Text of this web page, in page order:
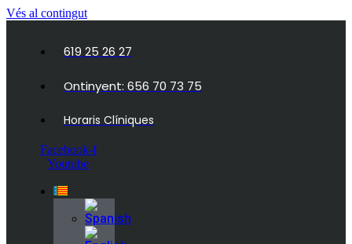
Vés al contingut
619 25 26 27
Ontinyent: 656 70 73 75
Horaris Clíniques
Facebook-f
Youtube